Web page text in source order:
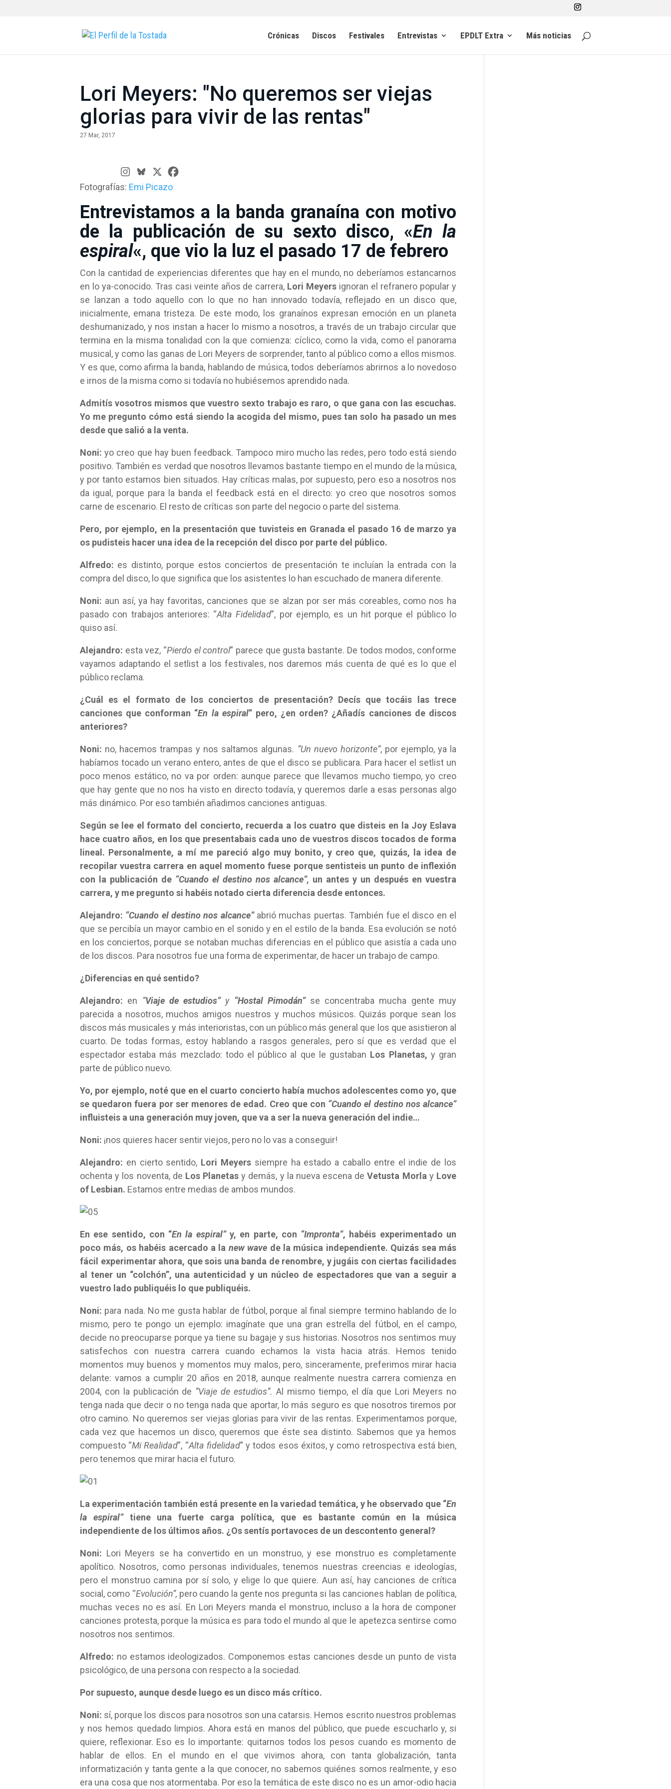
Crónicas Discos Festivales Entrevistas EPDLT Extra Más noticias
Lori Meyers: "No queremos ser viejas
glorias para vivir de las rentas"
27 Mar, 2017
Fotografías: Emi Picazo
Entrevistamos a la banda granaína con motivo
de la publicación de su sexto disco, «En la
espiral«, que vio la luz el pasado 17 de febrero
Con la cantidad de experiencias diferentes que hay en el mundo, no deberíamos estancarnos
en lo ya-conocido. Tras casi veinte años de carrera, Lori Meyers ignoran el refranero popular y
se lanzan a todo aquello con lo que no han innovado todavía, reflejado en un disco que,
inicialmente, emana tristeza. De este modo, los granaínos expresan emoción en un planeta
deshumanizado, y nos instan a hacer lo mismo a nosotros, a través de un trabajo circular que
termina en la misma tonalidad con la que comienza: cíclico, como la vida, como el panorama
musical, y como las ganas de Lori Meyers de sorprender, tanto al público como a ellos mismos.
Y es que, como afirma la banda, hablando de música, todos deberíamos abrirnos a lo novedoso
e irnos de la misma como si todavía no hubiésemos aprendido nada.
Admitís vosotros mismos que vuestro sexto trabajo es raro, o que gana con las escuchas.
Yo me pregunto cómo está siendo la acogida del mismo, pues tan solo ha pasado un mes
desde que salió a la venta.
Noni: yo creo que hay buen feedback. Tampoco miro mucho las redes, pero todo está siendo
positivo. También es verdad que nosotros llevamos bastante tiempo en el mundo de la música,
y por tanto estamos bien situados. Hay críticas malas, por supuesto, pero eso a nosotros nos
da igual, porque para la banda el feedback está en el directo: yo creo que nosotros somos
carne de escenario. El resto de críticas son parte del negocio o parte del sistema.
Pero, por ejemplo, en la presentación que tuvisteis en Granada el pasado 16 de marzo ya
os pudisteis hacer una idea de la recepción del disco por parte del público.
Alfredo: es distinto, porque estos conciertos de presentación te incluían la entrada con la
compra del disco, lo que significa que los asistentes lo han escuchado de manera diferente.
Noni: aun así, ya hay favoritas, canciones que se alzan por ser más coreables, como nos ha
pasado con trabajos anteriores: “Alta Fidelidad”, por ejemplo, es un hit porque el público lo
quiso así.
Alejandro: esta vez, “Pierdo el control” parece que gusta bastante. De todos modos, conforme
vayamos adaptando el setlist a los festivales, nos daremos más cuenta de qué es lo que el
público reclama.
¿Cuál es el formato de los conciertos de presentación? Decís que tocáis las trece
canciones que conforman “En la espiral” pero, ¿en orden? ¿Añadís canciones de discos
anteriores?
Noni: no, hacemos trampas y nos saltamos algunas. “Un nuevo horizonte”, por ejemplo, ya la
habíamos tocado un verano entero, antes de que el disco se publicara. Para hacer el setlist un
poco menos estático, no va por orden: aunque parece que llevamos mucho tiempo, yo creo
que hay gente que no nos ha visto en directo todavía, y queremos darle a esas personas algo
más dinámico. Por eso también añadimos canciones antiguas.
Según se lee el formato del concierto, recuerda a los cuatro que disteis en la Joy Eslava
hace cuatro años, en los que presentabais cada uno de vuestros discos tocados de forma
lineal. Personalmente, a mí me pareció algo muy bonito, y creo que, quizás, la idea de
recopilar vuestra carrera en aquel momento fuese porque sentisteis un punto de inflexión
con la publicación de “Cuando el destino nos alcance”, un antes y un después en vuestra
carrera, y me pregunto si habéis notado cierta diferencia desde entonces.
Alejandro: “Cuando el destino nos alcance”abrió muchas puertas. También fue el disco en el
que se percibía un mayor cambio en el sonido y en el estilo de la banda. Esa evolución se notó
en los conciertos, porque se notaban muchas diferencias en el público que asistía a cada uno
de los discos. Para nosotros fue una forma de experimentar, de hacer un trabajo de campo.
¿Diferencias en qué sentido?
Alejandro: en “Viaje de estudios”y “Hostal Pimodán”se concentraba mucha gente muy
parecida a nosotros, muchos amigos nuestros y muchos músicos. Quizás porque sean los
discos más musicales y más interioristas, con un público más general que los que asistieron al
cuarto. De todas formas, estoy hablando a rasgos generales, pero sí que es verdad que el
espectador estaba más mezclado: todo el público al que le gustaban Los Planetas, y gran
parte de público nuevo.
Yo, por ejemplo, noté que en el cuarto concierto había muchos adolescentes como yo, que
se quedaron fuera por ser menores de edad. Creo que con “Cuando el destino nos alcance”
influisteis a una generación muy joven, que va a ser la nueva generación del indie…
Noni: ¡nos quieres hacer sentir viejos, pero no lo vas a conseguir!
Alejandro: en cierto sentido, Lori Meyerssiempre ha estado a caballo entre el indie de los
ochenta y los noventa, de Los Planetas y demás, y la nueva escena deVetusta Morla y Love
of Lesbian. Estamos entre medias de ambos mundos.
En ese sentido, con “En la espiral”y, en parte, con “Impronta”, habéis experimentado un
poco más, os habéis acercado a la new wave de la música independiente. Quizás sea más
fácil experimentar ahora, que sois una banda de renombre, y jugáis con ciertas facilidades
al tener un “colchón”, una autenticidad y un núcleo de espectadores que van a seguir a
vuestro lado publiquéis lo que publiquéis.
Noni: para nada. No me gusta hablar de fútbol, porque al final siempre termino hablando de lo
mismo, pero te pongo un ejemplo: imagínate que una gran estrella del fútbol, en el campo,
decide no preocuparse porque ya tiene su bagaje y sus historias. Nosotros nos sentimos muy
satisfechos con nuestra carrera cuando echamos la vista hacia atrás. Hemos tenido
momentos muy buenos y momentos muy malos, pero, sinceramente, preferimos mirar hacia
delante: vamos a cumplir 20 años en 2018, aunque realmente nuestra carrera comienza en
2004, con la publicación de “Viaje de estudios”. Al mismo tiempo, el día que Lori Meyers no
tenga nada que decir o no tenga nada que aportar, lo más seguro es que nosotros tiremos por
otro camino. No queremos ser viejas glorias para vivir de las rentas. Experimentamos porque,
cada vez que hacemos un disco, queremos que éste sea distinto. Sabemos que ya hemos
compuesto “Mi Realidad”, “Alta fidelidad” y todos esos éxitos, y como retrospectiva está bien,
pero tenemos que mirar hacia el futuro.
La experimentación también está presente en la variedad temática, y he observado que “En
la espiral”tiene una fuerte carga política, que es bastante común en la música
independiente de los últimos años. ¿Os sentís portavoces de un descontento general?
Noni: Lori Meyers se ha convertido en un monstruo, y ese monstruo es completamente
apolítico. Nosotros, como personas individuales, tenemos nuestras creencias e ideologías,
pero el monstruo camina por sí solo, y elige lo que quiere. Aun así, hay canciones de crítica
social, como “Evolución”, pero cuando la gente nos pregunta si las canciones hablan de política,
muchas veces no es así. En Lori Meyers manda el monstruo, incluso a la hora de componer
canciones protesta, porque la música es para todo el mundo al que le apetezca sentirse como
nosotros nos sentimos.
Alfredo: no estamos ideologizados. Componemos estas canciones desde un punto de vista
psicológico, de una persona con respecto a la sociedad.
Por supuesto, aunque desde luego es un disco más crítico.
Noni: sí, porque los discos para nosotros son una catarsis. Hemos escrito nuestros problemas
y nos hemos quedado limpios. Ahora está en manos del público, que puede escucharlo y, si
quiere, reflexionar. Eso es lo importante: quitarnos todos los pesos cuando es momento de
hablar de ellos. En el mundo en el que vivimos ahora, con tanta globalización, tanta
informatización y tanta gente a la que conocer, no sabemos quiénes somos realmente, y eso
era una cosa que nos atormentaba. Por eso la temática de este disco no es un amor-odio hacia